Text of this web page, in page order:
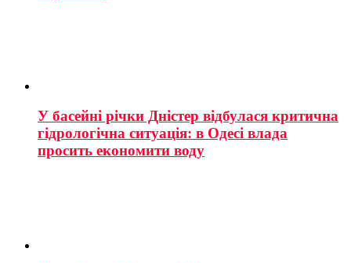
У басейні річки Дністер відбулася критична
гідрологічна ситуація: в Одесі влада
просить економити воду